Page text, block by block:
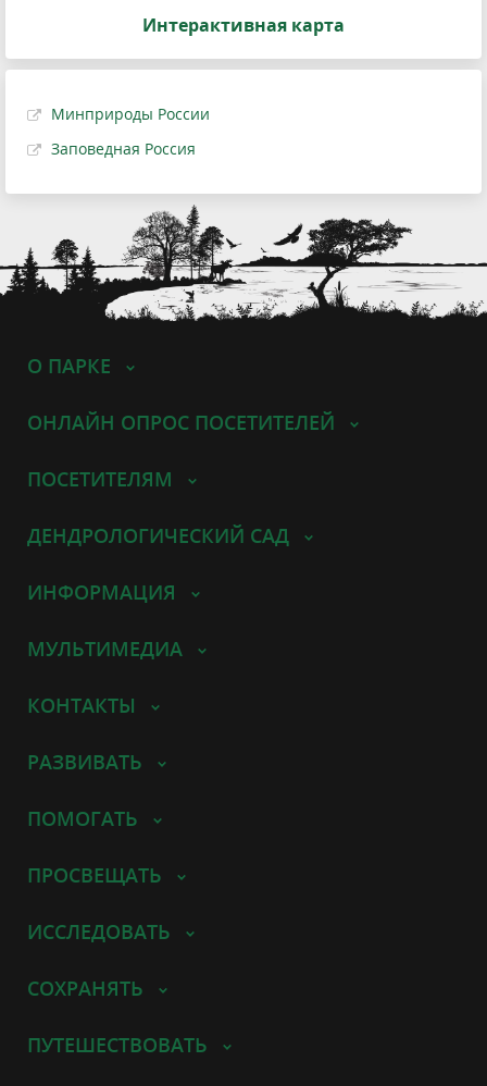
Интерактивная карта
Минприроды России
Заповедная Россия
О ПАРКЕ
ОНЛАЙН ОПРОС ПОСЕТИТЕЛЕЙ
ПОСЕТИТЕЛЯМ
ДЕНДРОЛОГИЧЕСКИЙ САД
ИНФОРМАЦИЯ
МУЛЬТИМЕДИА
КОНТАКТЫ
РАЗВИВАТЬ
ПОМОГАТЬ
ПРОСВЕЩАТЬ
ИССЛЕДОВАТЬ
СОХРАНЯТЬ
ПУТЕШЕСТВОВАТЬ